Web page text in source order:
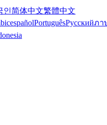
인简体中文繁體中文
españolPortuguêsРусскийภา